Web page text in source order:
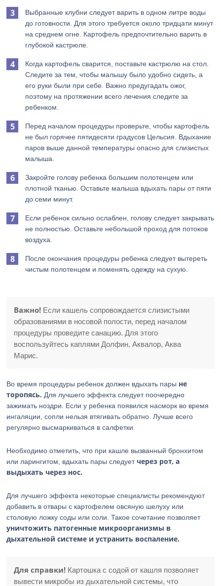
Выбранные клубни следует варить в одном литре воды
до готовности. Для этого требуется около тридцати минут
на среднем огне. Картофель предпочтительно варить в
глубокой кастрюле.
Когда картофель сварится, поставьте кастрюлю на стол.
Следите за тем, чтобы малышу было удобно сидеть, а
его руки были при себе. Важно предугадать ожог,
поэтому на протяжении всего лечения следите за
ребенком.
Перед началом процедуры проверьте, чтобы картофель
не был горячее пятидесяти градусов Цельсия. Вдыхание
паров выше данной температуры опасно для слизистых
малыша.
Закройте голову ребенка большим полотенцем или
плотной тканью. Оставьте малыша вдыхать пары от пяти
до семи минут.
Если ребенок сильно ослаблен, голову следует закрывать
не полностью. Оставьте небольшой проход для потоков
воздуха.
После окончания процедуры ребенка следует вытереть
чистым полотенцем и поменять одежду на сухую.
Важно! Если кашель сопровождается слизистыми
образованиями в носовой полости, перед началом
процедуры проведите санацию. Для этого
воспользуйтесь каплями Долфин, Аквалор, Аква
Марис.
Во время процедуры ребенок должен вдыхать пары не
торопясь. Для лучшего эффекта следует поочередно
зажимать ноздри. Если у ребенка появился насморк во время
ингаляции, сопли нельзя втягивать обратно. Лучше всего
регулярно высмаркиваться в салфетки.
Необходимо отметить, что при кашле вызванный бронхитом
или ларингитом, вдыхать пары следуетчерез рот, а
выдыхать через нос.
Для лучшего эффекта некоторые специалисты рекомендуют
добавить в отвары с картофелем овсяную шелуху или
столовую ложку соды или соли. Такое сочетание позволяет
уничтожить патогенные микроорганизмы в
дыхательной системе и устранить воспаление.
Для справки! Картошка с содой от кашля позволяет
вывести микробы из дыхательной системы, что